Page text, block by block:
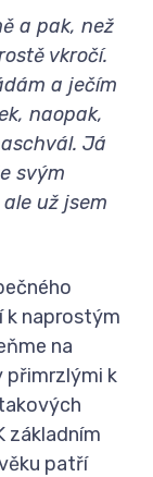
a pak, než
vkročí.
a ječím
naopak,
Já
svým
už jsem
k naprostým
na
přimrzlými k
základním
patří